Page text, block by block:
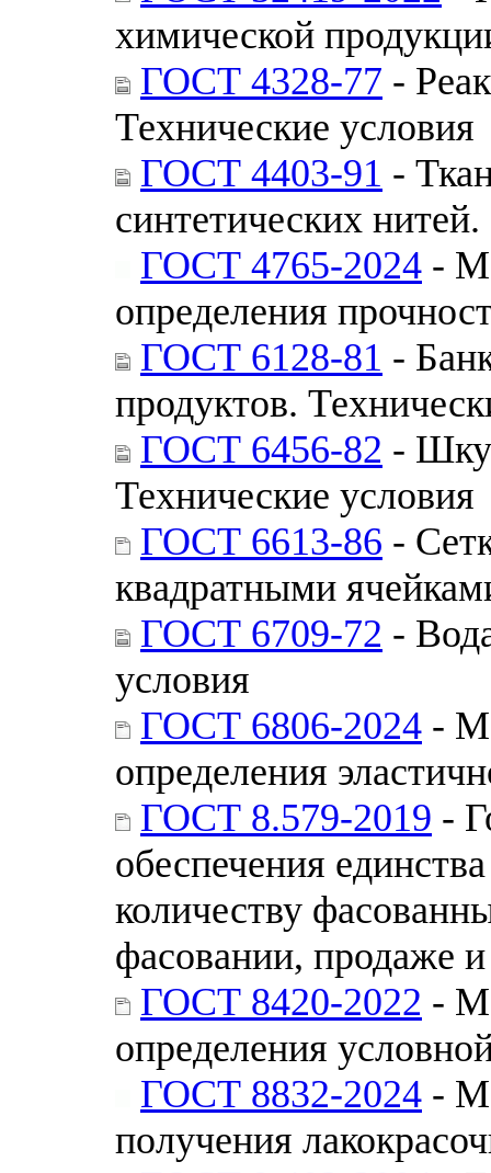
химической
ГОСТ 4328-77 -
Технические условия
ГОСТ 4403-91 -
синтетических
ГОСТ 4765-2024 -
определения
ГОСТ 6128-81 -
продуктов.
ГОСТ 6456-82 -
Технические условия
ГОСТ 6613-86 -
квадратными
ГОСТ 6709-72 -
условия
ГОСТ 6806-2024 -
определения
ГОСТ 8.579-2019 -
обеспечения
количеству
фасовании, продаже
ГОСТ 8420-2022 -
определения
ГОСТ 8832-2024 -
получения